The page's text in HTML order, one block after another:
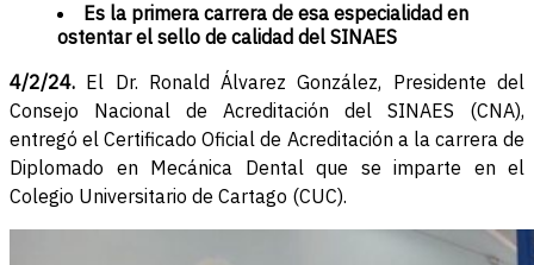
Es la primera carrera de esa especialidad en
ostentar el sello de calidad del SINAES
4/2/24. El Dr. Ronald Álvarez González, Presidente del
Consejo Nacional de Acreditación del SINAES (CNA),
entregó el Certificado Oficial de Acreditación a la carrera de
Diplomado en Mecánica Dental que se imparte en el
Colegio Universitario de Cartago (CUC).